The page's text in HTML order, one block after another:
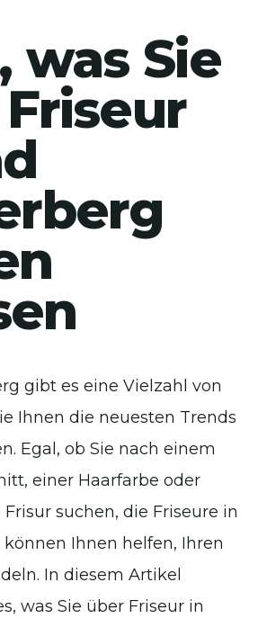
was Sie
gibt es eine Vielzahl von
Ihnen die neuesten Trends
Egal, ob Sie nach einem
einer Haarfarbe oder
suchen, die Friseure in
Ihnen helfen, Ihren
In diesem Artikel
was Sie über Friseur in